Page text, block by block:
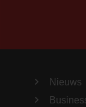
Nieuws